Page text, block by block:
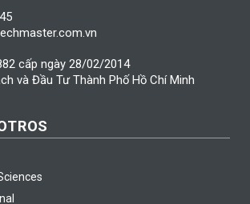
cấp ngày 28/02/2014
và Đầu Tư Thành Phố Hồ Chí Minh